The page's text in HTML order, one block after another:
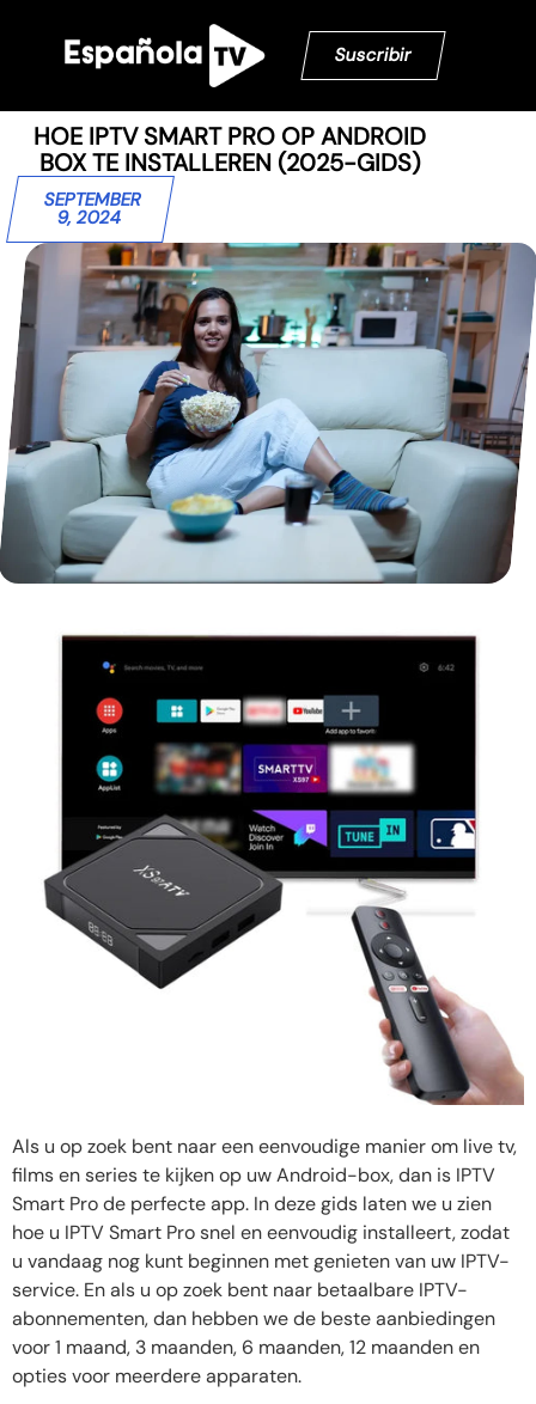
Suscribir
HOE IPTV SMART PRO OP ANDROID
BOX TE INSTALLEREN (2025-GIDS)
SEPTEMBER
9, 2024
Als u op zoek bent naar een eenvoudige manier om live tv,
films en series te kijken op uw Android-box, dan is IPTV
Smart Pro de perfecte app. In deze gids laten we u zien
hoe u IPTV Smart Pro snel en eenvoudig installeert, zodat
u vandaag nog kunt beginnen met genieten van uw IPTV-
service. En als u op zoek bent naar betaalbare IPTV-
abonnementen, dan hebben we de beste aanbiedingen
voor 1 maand, 3 maanden, 6 maanden, 12 maanden en
opties voor meerdere apparaten.